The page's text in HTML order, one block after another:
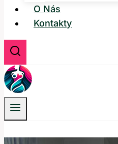
O Nás
Kontakty